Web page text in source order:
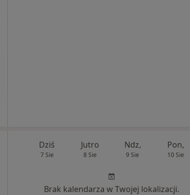
Dziś
7 Sie
Jutro
8 Sie
Ndz,
9 Sie
Pon,
10 Sie
Brak kalendarza w Twojej lokalizacji.